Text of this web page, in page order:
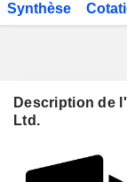
Synthèse
Description de
Ltd.